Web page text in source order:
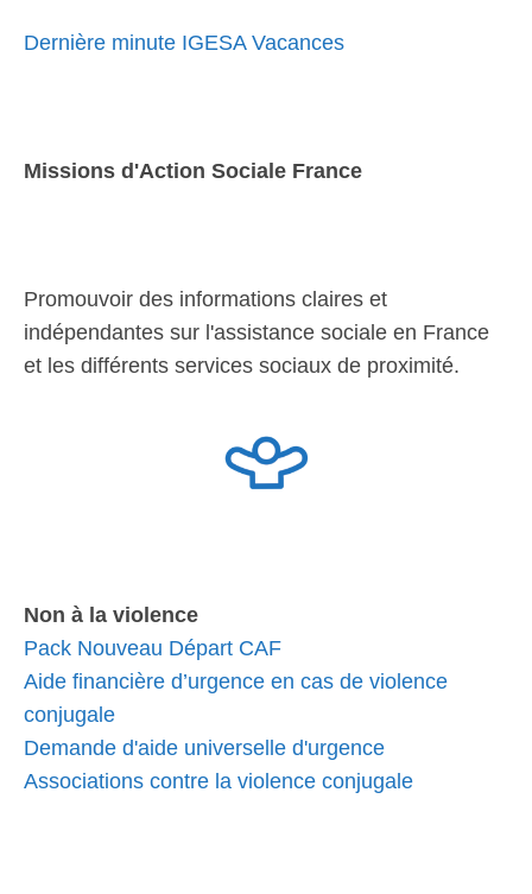
Dernière minute IGESA Vacances
Missions d'Action Sociale France
Promouvoir des informations claires et
indépendantes sur l'assistance sociale en France
et les différents services sociaux de proximité.
Non à la violence
Pack Nouveau Départ CAF
Aide financière d’urgence en cas de violence
conjugale
Demande d'aide universelle d'urgence
Associations contre la violence conjugale